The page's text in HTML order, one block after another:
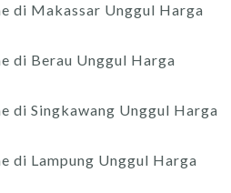
di Makassar Unggul Harga
di Berau Unggul Harga
di Singkawang Unggul Harga
di Lampung Unggul Harga